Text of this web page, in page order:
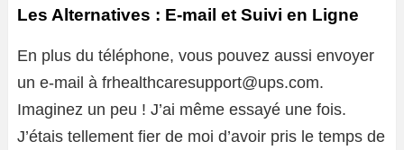
Les Alternatives : E-mail et Suivi en Ligne
En plus du téléphone, vous pouvez aussi envoyer
un e-mail à frhealthcaresupport@ups.com.
Imaginez un peu ! J’ai même essayé une fois.
J’étais tellement fier de moi d’avoir pris le temps de